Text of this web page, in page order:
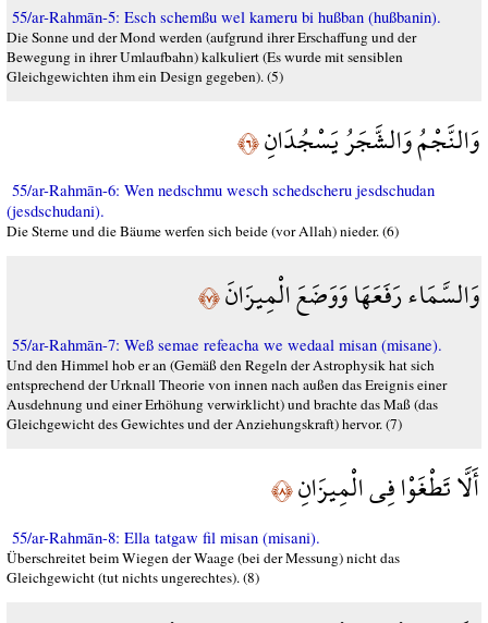
55/ar-Rahmān-5: Esch schemßu wel kameru bi hußban (hußbanin).
Die Sonne und der Mond werden (aufgrund ihrer Erschaffung und der
Bewegung in ihrer Umlaufbahn) kalkuliert (Es wurde mit sensiblen
Gleichgewichten ihm ein Design gegeben). (5)
وَالنَّجْمُ وَالشَّجَرُ يَسْجُدَانِ﴿٦﴾
55/ar-Rahmān-6: Wen nedschmu wesch schedscheru jesdschudan
(jesdschudani).
Die Sterne und die Bäume werfen sich beide (vor Allah) nieder. (6)
وَالسَّمَاء رَفَعَهَا وَوَضَعَ الْمِيزَانَ﴿٧﴾
55/ar-Rahmān-7: Weß semae refeacha we wedaal misan (misane).
Und den Himmel hob er an (Gemäß den Regeln der Astrophysik hat sich
entsprechend der Urknall Theorie von innen nach außen das Ereignis einer
Ausdehnung und einer Erhöhung verwirklicht) und brachte das Maß (das
Gleichgewicht des Gewichtes und der Anziehungskraft) hervor. (7)
أَلَّا تَطْغَوْا فِي الْمِيزَانِ﴿٨﴾
55/ar-Rahmān-8: Ella tatgaw fil misan (misani).
Überschreitet beim Wiegen der Waage (bei der Messung) nicht das
Gleichgewicht (tut nichts ungerechtes). (8)